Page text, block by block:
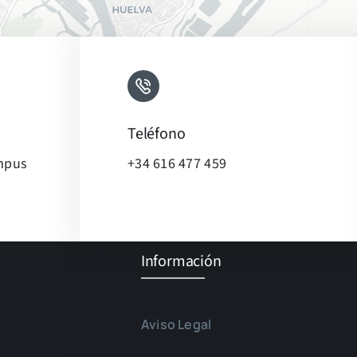
Teléfono
+34 616 477 459
Información
Aviso Legal